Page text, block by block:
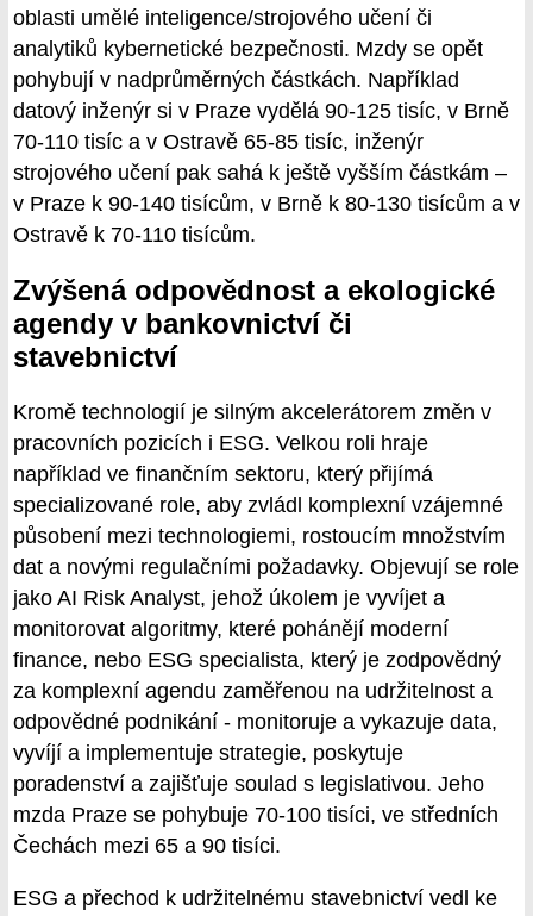
oblasti umělé inteligence/strojového učení či
analytiků kybernetické bezpečnosti. Mzdy se opět
pohybují v nadprůměrných částkách. Například
datový inženýr si v Praze vydělá 90-125 tisíc, v Brně
70-110 tisíc a v Ostravě 65-85 tisíc, inženýr
strojového učení pak sahá k ještě vyšším částkám –
v Praze k 90-140 tisícům, v Brně k 80-130 tisícům a v
Ostravě k 70-110 tisícům.
Zvýšená odpovědnost a ekologické
agendy v bankovnictví či
stavebnictví
Kromě technologií je silným akcelerátorem změn v
pracovních pozicích i ESG. Velkou roli hraje
například ve finančním sektoru, který přijímá
specializované role, aby zvládl komplexní vzájemné
působení mezi technologiemi, rostoucím množstvím
dat a novými regulačními požadavky. Objevují se role
jako AI Risk Analyst, jehož úkolem je vyvíjet a
monitorovat algoritmy, které pohánějí moderní
finance, nebo ESG specialista, který je zodpovědný
za komplexní agendu zaměřenou na udržitelnost a
odpovědné podnikání - monitoruje a vykazuje data,
vyvíjí a implementuje strategie, poskytuje
poradenství a zajišťuje soulad s legislativou. Jeho
mzda Praze se pohybuje 70-100 tisíci, ve středních
Čechách mezi 65 a 90 tisíci.
ESG a přechod k udržitelnému stavebnictví vedl ke